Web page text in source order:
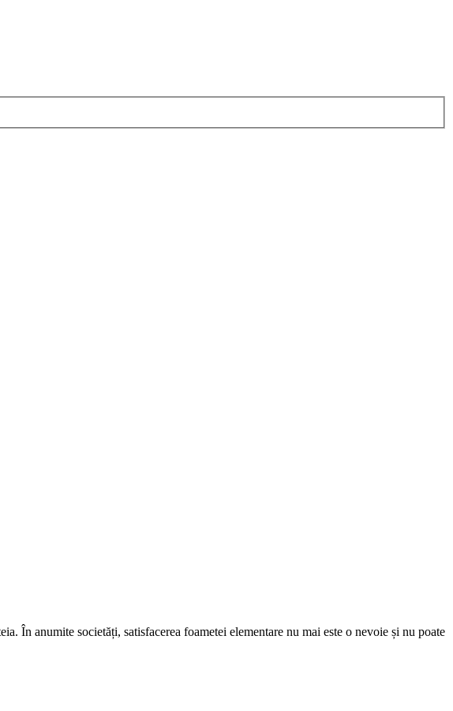
În anumite societăți, satisfacerea foametei elementare nu mai este o nevoie și nu poate